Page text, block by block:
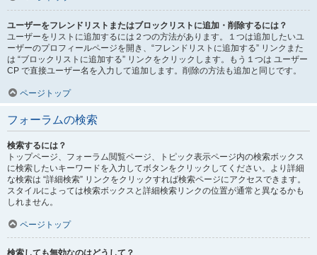
ユーザーをフレンドリストまたはブロックリストに追加・削除するには？
ユーザーをリストに追加するには２つの方法があります。１つは追加したいユ
ーザーのプロフィールページを開き、“フレンドリストに追加する” リンクまた
は “ブロックリストに追加する” リンクをクリックします。もう１つは ユーザー
CP で直接ユーザー名を入力して追加します。削除の方法も追加と同じです。
ページトップ
フォーラムの検索
検索するには？
トップページ、フォーラム閲覧ページ、トピック表示ページ内の検索ボックス
に検索したいキーワードを入力してボタンをクリックしてください。より詳細
な検索は “詳細検索” リンクをクリックすれば検索ページにアクセスできます。
スタイルによっては検索ボックスと詳細検索リンクの位置が通常と異なるかも
しれません。
ページトップ
検索しても無効なのはどうして？